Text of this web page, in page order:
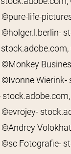
life-
Wierink-
Fotografie-